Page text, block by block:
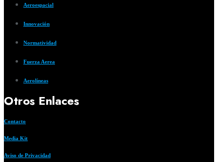
Aeroespacial
Innovación
Normatividad
Fuerza Aerea
Aerolíneas
Otros Enlaces
Contacto
Media Kit
Aviso de Privacidad